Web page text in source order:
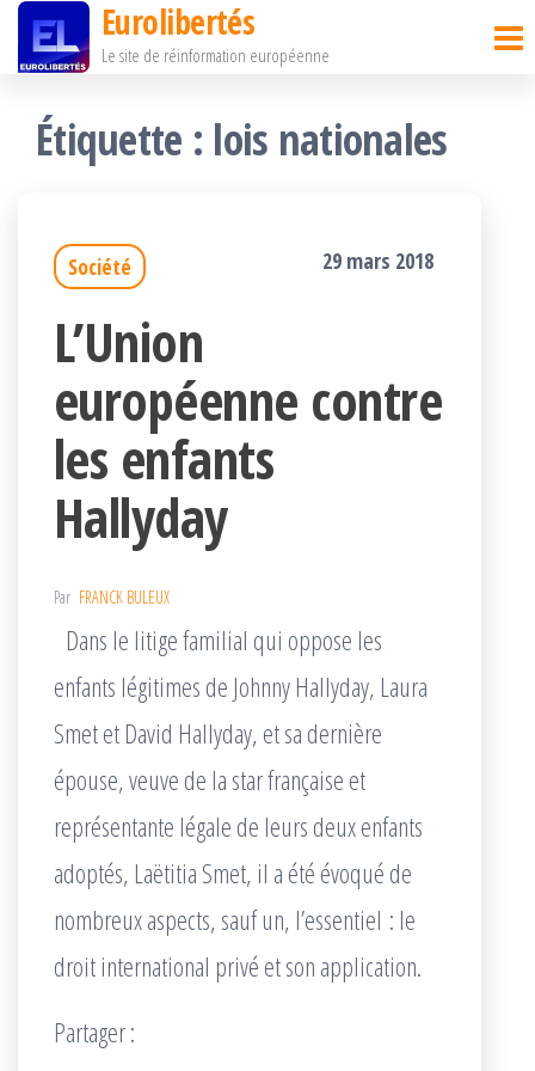
Passer
contenu
Eurolibertés
Le site de réinformation européenne
Étiquette : lois nationales
Société 29 mars 2018
L’Union
européenne contre
les enfants
Hallyday
Par FRANCK BULEUX
Dans le litige familial qui oppose les
enfants légitimes de Johnny Hallyday, Laura
Smet et David Hallyday, et sa dernière
épouse, veuve de la star française et
représentante légale de leurs deux enfants
adoptés, Laëtitia Smet, il a été évoqué de
nombreux aspects, sauf un, l’essentiel : le
droit international privé et son application.
Partager :